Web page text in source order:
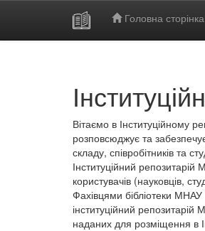
Головна сторінка
Вітаємо в Інституційному
розповсюджує та
складу, співробітників та
Інституційний
користувачів (науковців,
Фахівцями бібліотеки
інституційний репозитарій
наданих для розміщення в